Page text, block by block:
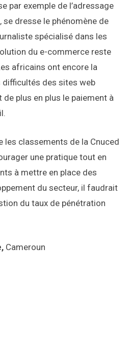
par exemple de l’adressage
se dresse le phénomène de
spécialisé dans les
du e-commerce reste
africains ont encore la
difficultés des sites web
plus en plus le paiement à
les classements de la Cnuced
une pratique tout en
à mettre en place des
du secteur, il faudrait
du taux de pénétration
Cameroun